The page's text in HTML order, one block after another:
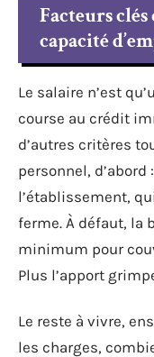
Facteurs
capacité
Le salaire n’est
course au crédit
d’autres critères
personnel,
l’établissement,
ferme. À défaut, la
minimum pour
Plus l’apport
Le reste à vivre,
les charges,